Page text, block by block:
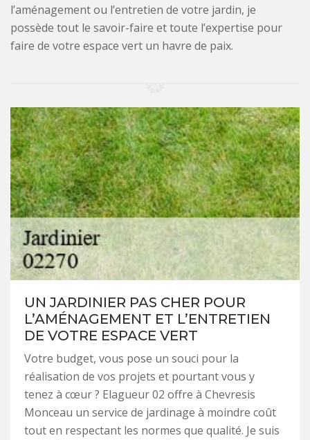
l’aménagement ou l’entretien de votre jardin, je
possède tout le savoir-faire et toute l’expertise pour
faire de votre espace vert un havre de paix.
UN JARDINIER PAS CHER POUR
L’AMÉNAGEMENT ET L’ENTRETIEN
DE VOTRE ESPACE VERT
Votre budget, vous pose un souci pour la
réalisation de vos projets et pourtant vous y
tenez à cœur ? Elagueur 02 offre à Chevresis
Monceau un service de jardinage à moindre coût
tout en respectant les normes que qualité. Je suis